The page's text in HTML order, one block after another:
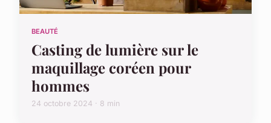
BEAUTÉ
Casting de lumière sur le
maquillage coréen pour
hommes
24 octobre 2024 · 8 min